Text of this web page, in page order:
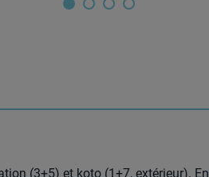
(3+5) et koto (1+7, extérieur).